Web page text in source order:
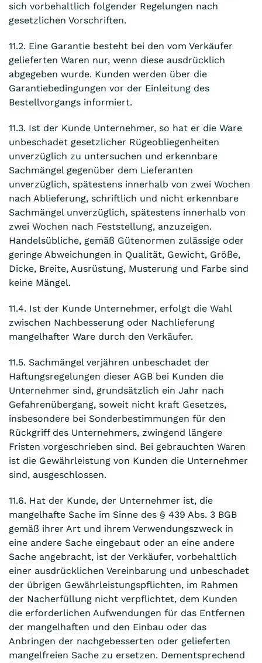
sich vorbehaltlich folgender Regelungen nach
gesetzlichen Vorschriften.
11.2. Eine Garantie besteht bei den vom Verkäufer
gelieferten Waren nur, wenn diese ausdrücklich
abgegeben wurde. Kunden werden über die
Garantiebedingungen vor der Einleitung des
Bestellvorgangs informiert.
11.3. Ist der Kunde Unternehmer, so hat er die Ware
unbeschadet gesetzlicher Rügeobliegenheiten
unverzüglich zu untersuchen und erkennbare
Sachmängel gegenüber dem Lieferanten
unverzüglich, spätestens innerhalb von zwei Wochen
nach Ablieferung, schriftlich und nicht erkennbare
Sachmängel unverzüglich, spätestens innerhalb von
zwei Wochen nach Feststellung, anzuzeigen.
Handelsübliche, gemäß Gütenormen zulässige oder
geringe Abweichungen in Qualität, Gewicht, Größe,
Dicke, Breite, Ausrüstung, Musterung und Farbe sind
keine Mängel.
11.4. Ist der Kunde Unternehmer, erfolgt die Wahl
zwischen Nachbesserung oder Nachlieferung
mangelhafter Ware durch den Verkäufer.
11.5. Sachmängel verjähren unbeschadet der
Haftungsregelungen dieser AGB bei Kunden die
Unternehmer sind, grundsätzlich ein Jahr nach
Gefahrenübergang, soweit nicht kraft Gesetzes,
insbesondere bei Sonderbestimmungen für den
Rückgriff des Unternehmers, zwingend längere
Fristen vorgeschrieben sind. Bei gebrauchten Waren
ist die Gewährleistung von Kunden die Unternehmer
sind, ausgeschlossen.
11.6. Hat der Kunde, der Unternehmer ist, die
mangelhafte Sache im Sinne des § 439 Abs. 3 BGB
gemäß ihrer Art und ihrem Verwendungszweck in
eine andere Sache eingebaut oder an eine andere
Sache angebracht, ist der Verkäufer, vorbehaltlich
einer ausdrücklichen Vereinbarung und unbeschadet
der übrigen Gewährleistungspflichten, im Rahmen
der Nacherfüllung nicht verpflichtet, dem Kunden
die erforderlichen Aufwendungen für das Entfernen
der mangelhaften und den Einbau oder das
Anbringen der nachgebesserten oder gelieferten
mangelfreien Sache zu ersetzen. Dementsprechend